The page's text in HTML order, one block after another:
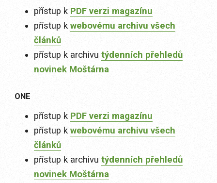
přístup k PDF verzi magazínu
přístup k webovému archivu všech
článků
přístup k archivu týdenních přehledů
novinek Moštárna
ONE
přístup k PDF verzi magazínu
přístup k webovému archivu všech
článků
přístup k archivu týdenních přehledů
novinek Moštárna